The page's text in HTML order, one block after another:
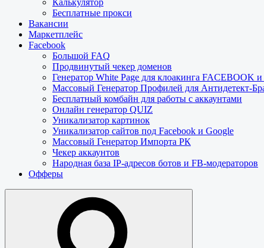
Калькулятор
Бесплатные прокси
Вакансии
Маркетплейс
Facebook
Большой FAQ
Продвинутый чекер доменов
Генератор White Page для клоакинга FACEBOOK
Массовый Генератор Профилей для Антидетект-
Бесплатный комбайн для работы с аккаунтами
Онлайн генератор QUIZ
Уникализатор картинок
Уникализатор сайтов под Facebook и Google
Массовый Генератор Импорта РК
Чекер аккаунтов
Народная база IP-адресов ботов и FB-модераторов
Офферы